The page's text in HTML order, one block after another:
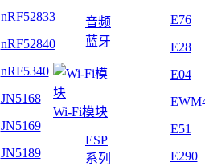
nRF52833
nRF52840
nRF5340
JN5168
JN5169
JN5189
音频
蓝牙
Wi-Fi模块
ESP
系列
E76
E28
E04
E51
E290